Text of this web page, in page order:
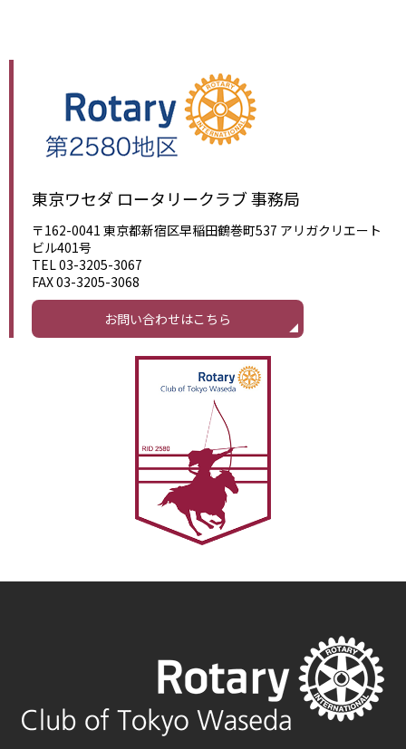
東京ワセダ ロータリークラブ 事務局
〒162-0041 東京都新宿区早稲田鶴巻町537 アリガクリエート
ビル401号
TEL 03-3205-3067
FAX 03-3205-3068
お問い合わせはこちら